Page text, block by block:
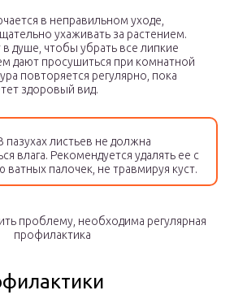
в неправильном уходе,
ухаживать за растением.
душе, чтобы убрать все липкие
дают просушиться при комнатной
повторяется регулярно, пока
здоровый вид.
пазухах листьев не должна
влага. Рекомендуется удалять ее с
палочек, не травмируя куст.
проблему, необходима регулярная
профилактика